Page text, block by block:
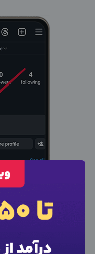
ورود به حساب
شماره موبایل خود را
بعد از ثبت شماره کد